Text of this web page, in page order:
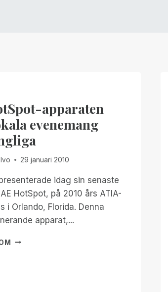
apparaten
evenemang
29 januari 2010
idag sin senaste
HotSpot, på 2010 års ATIA-
i Orlando, Florida. Denna
apparat,...
AE